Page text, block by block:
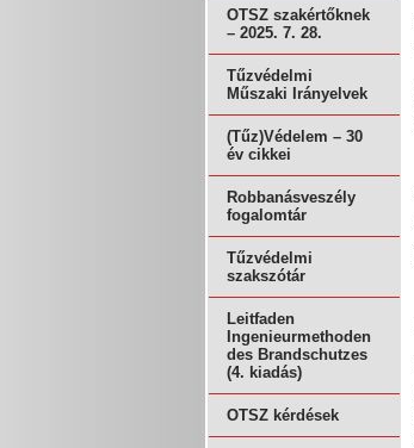
OTSZ szakértőknek
– 2025. 7. 28.
Tűzvédelmi
Műszaki Irányelvek
(Tűz)Védelem – 30
év cikkei
Robbanásveszély
fogalomtár
Tűzvédelmi
szakszótár
Leitfaden
Ingenieurmethoden
des Brandschutzes
(4. kiadás)
OTSZ kérdések